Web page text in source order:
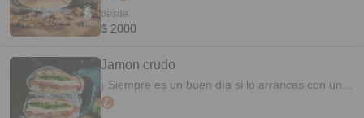
condimentados, honey mustard 140 GR de
desde
$ 2000
Jamon crudo
¡ Siempre es un buen día si lo arrancas con uno
de Crudo ! Jamón crudo reserva, Queso brie,